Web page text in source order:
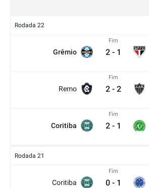
Rodada 22
Grêmio
Fim
2 - 1
Remo
Fim
2 - 2
Coritiba
Fim
2 - 1
Rodada 21
Coritiba
Fim
0 - 1